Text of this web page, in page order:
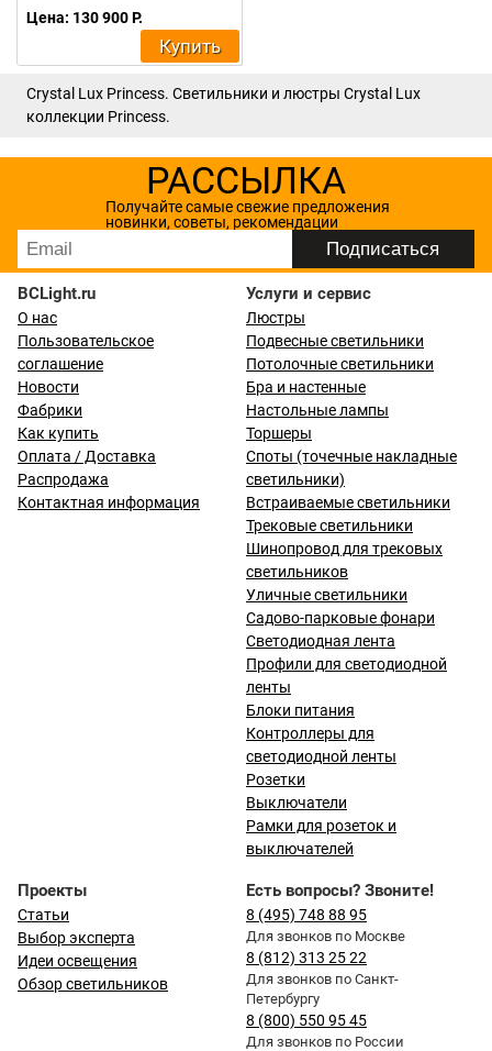
Цена: 130 900 Р.
Купить
Crystal Lux Princess. Светильники и люстры Crystal Lux
коллекции Princess.
РАССЫЛКА
Получайте самые свежие предложения
новинки, советы, рекомендации
BCLight.ru
О нас
Пользовательское
соглашение
Новости
Фабрики
Как купить
Оплата / Доставка
Распродажа
Контактная информация
Услуги и сервис
Люстры
Подвесные светильники
Потолочные светильники
Бра и настенные
Настольные лампы
Торшеры
Споты (точечные накладные
светильники)
Встраиваемые светильники
Трековые светильники
Шинопровод для трековых
светильников
Уличные светильники
Садово-парковые фонари
Светодиодная лента
Профили для светодиодной
ленты
Блоки питания
Контроллеры для
светодиодной ленты
Розетки
Выключатели
Рамки для розеток и
выключателей
Проекты
Статьи
Выбор эксперта
Идеи освещения
Обзор светильников
Есть вопросы? Звоните!
8 (495) 748 88 95
Для звонков по Москве
8 (812) 313 25 22
Для звонков по Санкт-
Петербургу
8 (800) 550 95 45
Для звонков по России